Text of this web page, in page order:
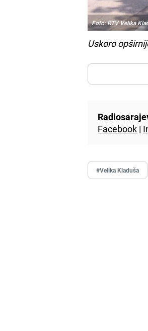
Foto: RTV Velika
Uskoro
Facebook |
#Velika Kladuša